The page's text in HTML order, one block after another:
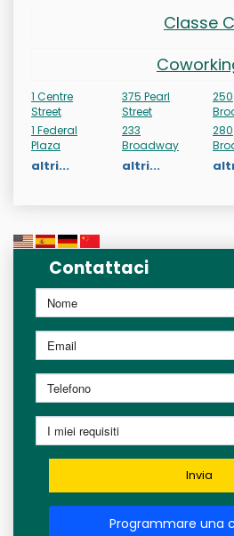
Classe C
1 Centre
Street
1 Federal
Plaza
altri...
375 Pearl
Street
233
Broadway
altri...
250
280
Contattaci
Invia
Programmare una